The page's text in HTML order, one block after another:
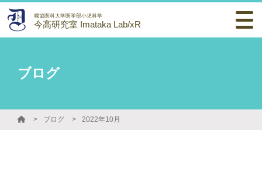
獨協医科大学医学部小児科学
今高研究室 Imataka Lab/xR
ブログ
ブログ 2022年10月